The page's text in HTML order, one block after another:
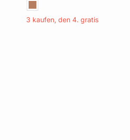
3 kaufen, den 4. gratis